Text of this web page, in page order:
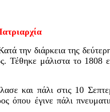
την διάρκεια της
Τέθηκε μάλιστα το 1808
και πάλι στις 10
όπου έγινε πάλι